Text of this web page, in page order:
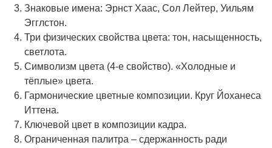
Знаковые имена: Эрнст Хаас, Сол Лейтер, Уильям
Эгглстон.
Три физических свойства цвета: тон, насыщенность,
светлота.
Символизм цвета (4-е свойство). «Холодные и
тёплые» цвета.
Гармонические цветные композиции. Круг Йоханеса
Иттена.
Ключевой цвет в композиции кадра.
Ограниченная палитра – сдержанность ради